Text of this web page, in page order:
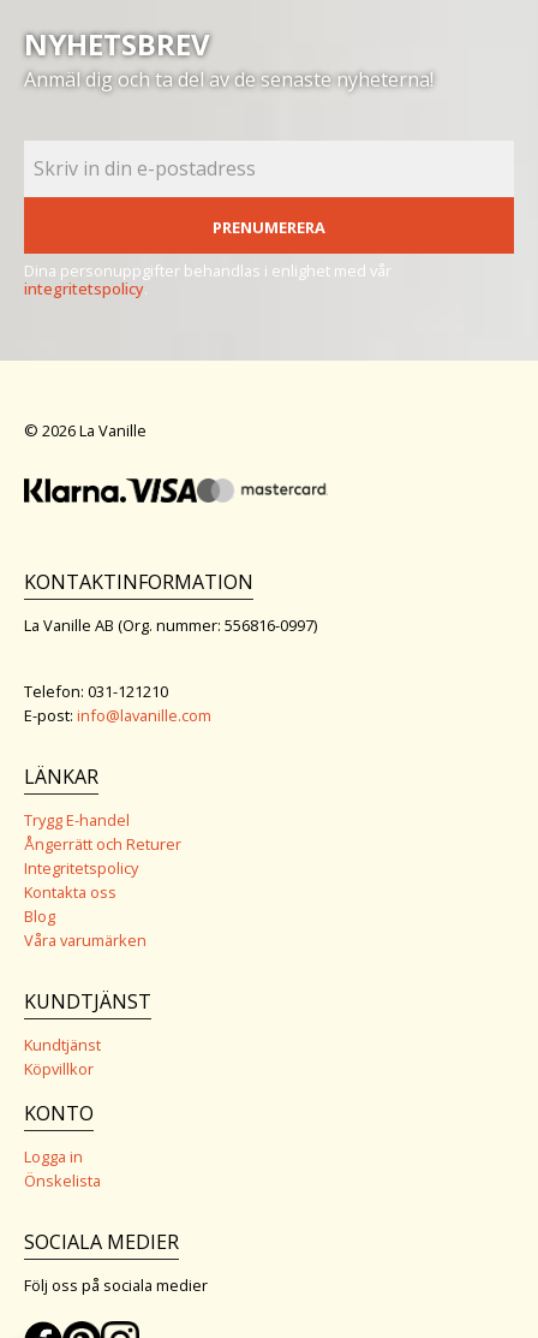
NYHETSBREV
Anmäl dig och ta del av de senaste nyheterna!
PRENUMERERA
Dina personuppgifter behandlas i enlighet med vår
integritetspolicy.
© 2026 La Vanille
KONTAKTINFORMATION
La Vanille AB (Org. nummer: 556816-0997)
Telefon: 031-121210
E-post: info@lavanille.com
LÄNKAR
Trygg E-handel
Ångerrätt och Returer
Integritetspolicy
Kontakta oss
Blog
Våra varumärken
KUNDTJÄNST
Kundtjänst
Köpvillkor
KONTO
Logga in
Önskelista
SOCIALA MEDIER
Följ oss på sociala medier